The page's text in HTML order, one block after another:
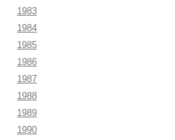
1983
1984
1985
1986
1987
1988
1989
1990